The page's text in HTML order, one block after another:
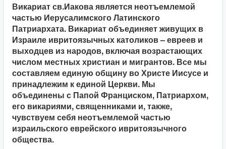
Викариат св.Иакова является неотъемлемой
частью Иерусалимского Латинского
Патриархата. Викариат объединяет живущих в
Израиле ивритоязычных католиков – евреев и
выходцев из народов, включая возрастающих
числом местных христиан и мигрантов. Все мы
составляем единую общину во Христе Иисусе и
принадлежим к единой Церкви. Мы
объединены с Папой Франциском, Патриархом,
его викариями, священниками и, также,
чувствуем себя неотъемлемой частью
израильского еврейского ивритоязычного
общества.